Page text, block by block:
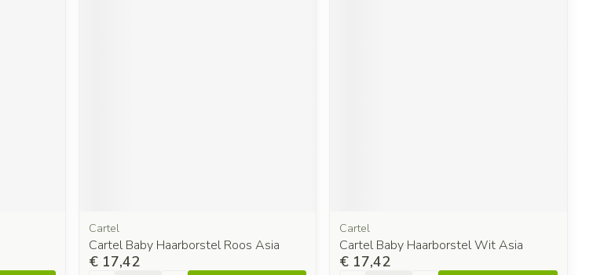
Cartel
Cartel Baby Haarborstel Roos Asia
€ 17,42
Cartel
Cartel Baby Haarborstel Wit Asia
€ 17,42